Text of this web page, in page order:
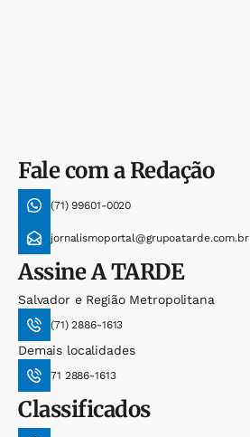
Fale com a Redação
(71) 99601-0020
jornalismoportal@grupoatarde.com.br
AssineA TARDE
Salvador e Região Metropolitana
(71) 2886-1613
Demais localidades
71 2886-1613
Classificados